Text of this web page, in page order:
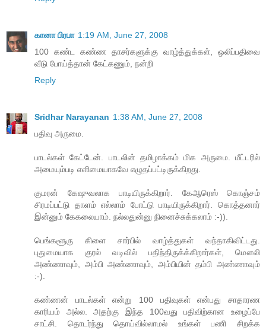
கானா பிரபா 1:19 AM, June 27, 2008
100 கண்ட கண்ண தாசர்களுக்கு வாழ்த்துக்கள், ஒலிப்பதிவை
வீடு போய்த்தான் கேட்கணும், நன்றி
Reply
Sridhar Narayanan 1:38 AM, June 27, 2008
பதிவு அருமை.
பாடல்கள் கேட்டேன். பாடலின் தமிழாக்கம் மிக அருமை. மீட்டரில்
அமையும்படி எளிமையாகவே எழுதப்பட்டிருக்கிறது.
குமரன் கேஷுவலாக பாடியிருக்கிறார். கேஆரெஸ் கொஞ்சம்
சிரமப்பட்டு தாளம் எல்லாம் போட்டு பாடியிருக்கிறார். கொத்தனார்
இன்னும் கேகலையாம். நல்லதுன்னு நினைச்சுக்கலாம் :-)).
பெங்களூரு கிளை சார்பில் வாழ்த்துகள் வந்தாகிவிட்டது.
புதுமையாக குரல் வடிவில் பதிந்திருக்க்கிறார்கள், மௌலி
அண்ணாவும், அம்பி அண்ணாவும், அம்பியின் தம்பி அண்ணாவும்
:-).
கண்ணன் பாடல்கள் என்று 100 பதிவுகள் என்பது சாதாரண
காரியம் அல்ல. அதற்கு இந்த 100வது பதிவிற்கான உழைப்பே
சாட்சி. தொடர்ந்து தொய்வில்லாமல் உங்கள் பணி சிறக்க